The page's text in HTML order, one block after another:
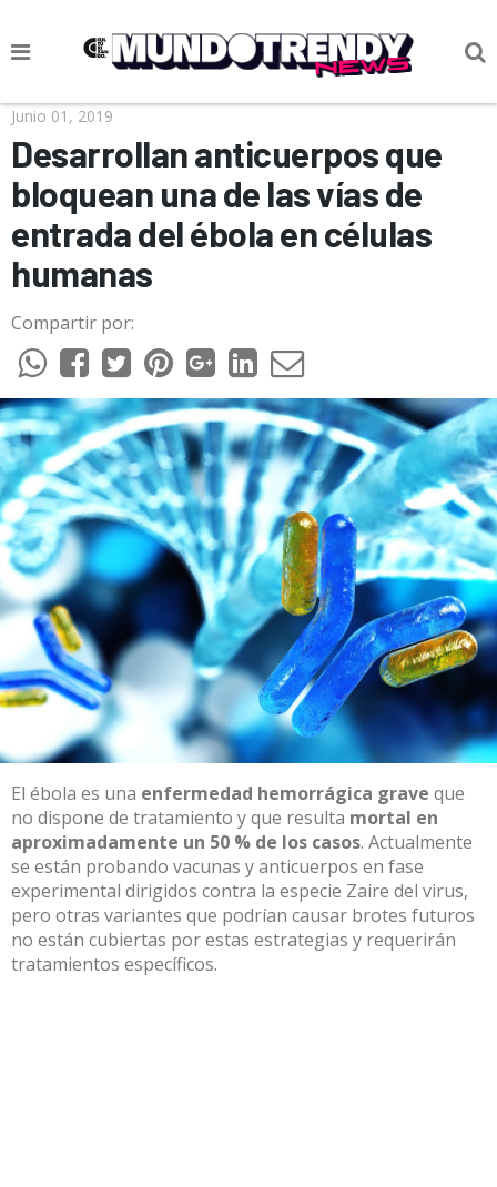
NOTICIAS
CULTURA POP
CIENCIA Y TECNOLOGÍA
VIDA
CULTURIZANDO.COM
Junio 01, 2019
Desarrollan anticuerpos que
bloquean una de las vías de
entrada del ébola en células
humanas
Compartir por:
El ébola es una enfermedad hemorrágica grave que
no dispone de tratamiento y que resulta mortal en
aproximadamente un 50 % de los casos. Actualmente
se están probando vacunas y anticuerpos en fase
experimental dirigidos contra la especie Zaire del virus,
pero otras variantes que podrían causar brotes futuros
no están cubiertas por estas estrategias y requerirán
tratamientos específicos.